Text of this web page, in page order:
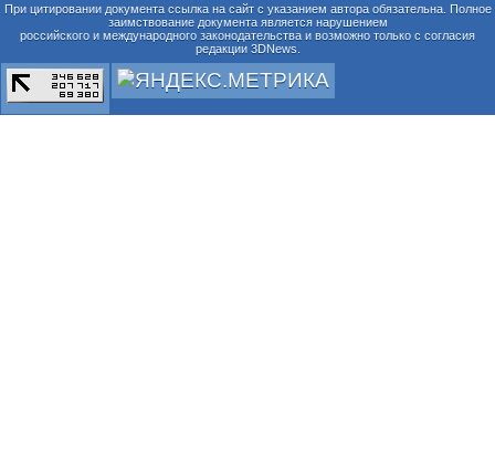
При цитировании документа ссылка на сайт с указанием автора обязательна. Полное
заимствование документа является нарушением
российского и международного законодательства и возможно только с согласия
редакции 3DNews.